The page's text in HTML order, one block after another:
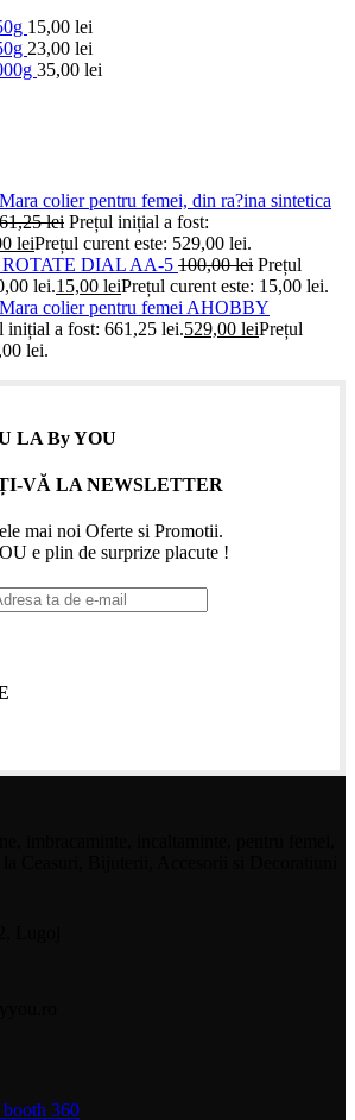
15,00 lei
23,00 lei
35,00 lei
colier pentru femei, din ra?ina sintetica
lei Prețul inițial a fost:
leiPrețul curent este: 529,00 lei.
DIAL AA-5 100,00lei Prețul
lei.15,00 leiPrețul curent este: 15,00 lei.
colier pentru femei AHOBBY
inițial a fost: 661,25 lei.529,00 leiPrețul
lei.
LA By YOU
VĂ LA NEWSLETTER
mai noi Oferte si Promotii.
e plin de surprize placute !